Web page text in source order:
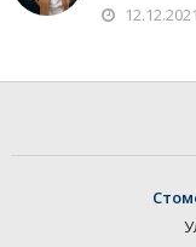
12.12.2021